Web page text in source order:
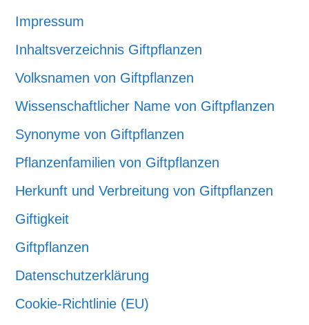
Impressum
Inhaltsverzeichnis Giftpflanzen
Volksnamen von Giftpflanzen
Wissenschaftlicher Name von Giftpflanzen
Synonyme von Giftpflanzen
Pflanzenfamilien von Giftpflanzen
Herkunft und Verbreitung von Giftpflanzen
Giftigkeit
Giftpflanzen
Datenschutzerklärung
Cookie-Richtlinie (EU)